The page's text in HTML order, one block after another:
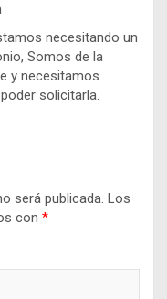
necesitando un
Somos de la
y necesitamos
solicitarla.
será publicada. Los
con *